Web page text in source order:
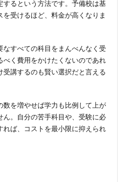
するという方法です。予備校は基
受けるほど、料金が高くなりま
すべての科目をまんべんなく受
べく費用をかけたくないのであれ
受講するのも賢い選択だと言える
数を増やせば学力も比例して上が
ん。自分の苦手科目や、受験に必
れば、コストを最小限に抑えられ